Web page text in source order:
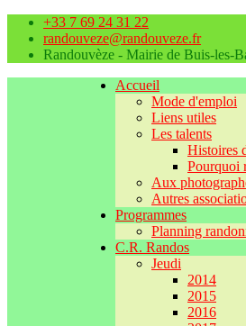
+33 7 69 24 31 22
randouveze@randouveze.fr
Randouvèze - Mairie de Buis-les-
Accueil
Mode d'emploi
Liens utiles
Les talents
Histoires
Pourquoi
Aux
Autres
Programmes
Planning
C.R. Randos
Jeudi
2014
2015
2016